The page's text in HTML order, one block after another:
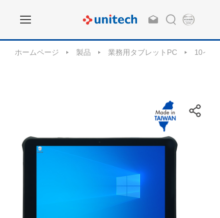
ホームページ 製品 業務用タブレットPC 10イン